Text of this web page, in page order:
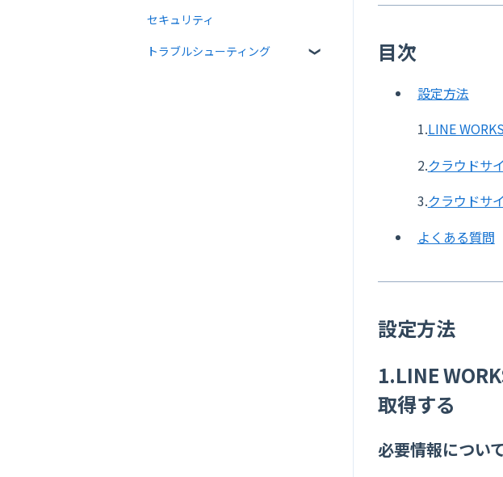
目次
設定方法
1.LINE
2.クラウドサ
3.クラウドサ
よくある質問
設定方法
1.LINE
取得する
必要情報につい
セキュリティ
トラブルシューティング